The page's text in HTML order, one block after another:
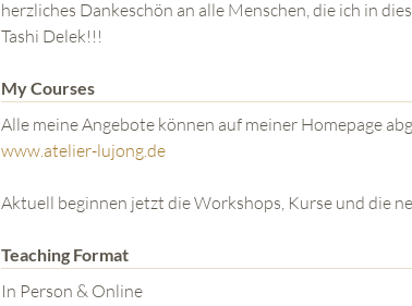
herzliches Dankeschön an alle Menschen, die ich in
Tashi Delek!!!
My Courses
Alle meine Angebote können auf meiner Homepage
www.atelier-lujong.de
Aktuell beginnen jetzt die Workshops, Kurse und die
Teaching Format
In Person & Online